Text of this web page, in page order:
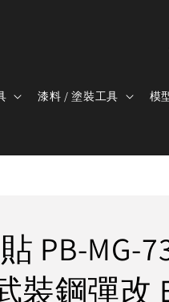
漆料 / 塗裝工具 模
PB-MG-
裝鋼彈改